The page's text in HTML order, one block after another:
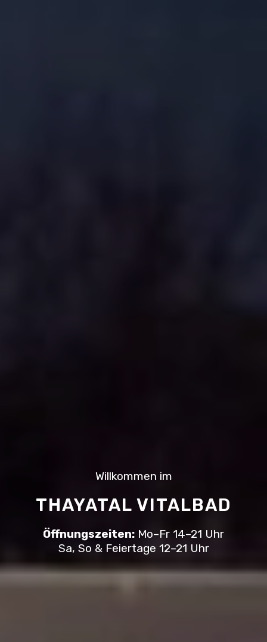
Willkommen im
THAYATAL VITALBAD
Öffnungszeiten: Mo–Fr 14–21 Uhr
Sa, So & Feiertage 12–21 Uhr